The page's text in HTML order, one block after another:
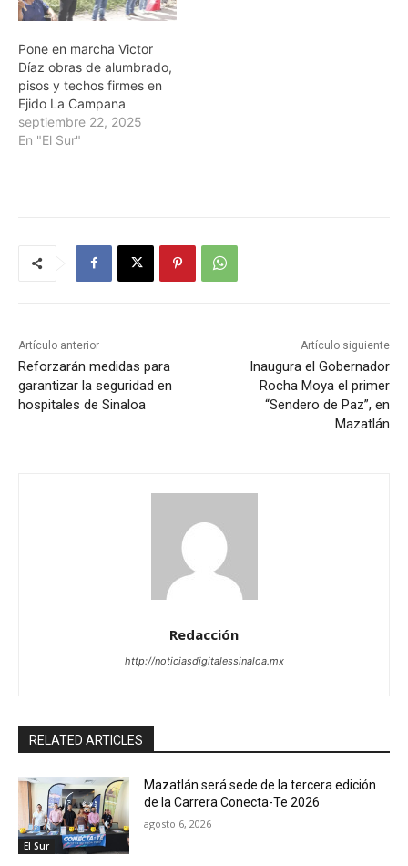
Pone en marcha Victor
Díaz obras de alumbrado,
pisos y techos firmes en
Ejido La Campana
septiembre 22, 2025
En "El Sur"
Artículo anterior
Reforzarán medidas para
garantizar la seguridad en
hospitales de Sinaloa
Artículo siguiente
Inaugura el Gobernador
Rocha Moya el primer
“Sendero de Paz”, en
Mazatlán
Redacción
http://noticiasdigitalessinaloa.mx
RELATED ARTICLES
El Sur
Mazatlán será sede de la tercera edición
de la Carrera Conecta-Te 2026
agosto 6, 2026